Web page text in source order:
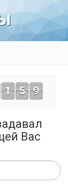
1 5 9
Вас